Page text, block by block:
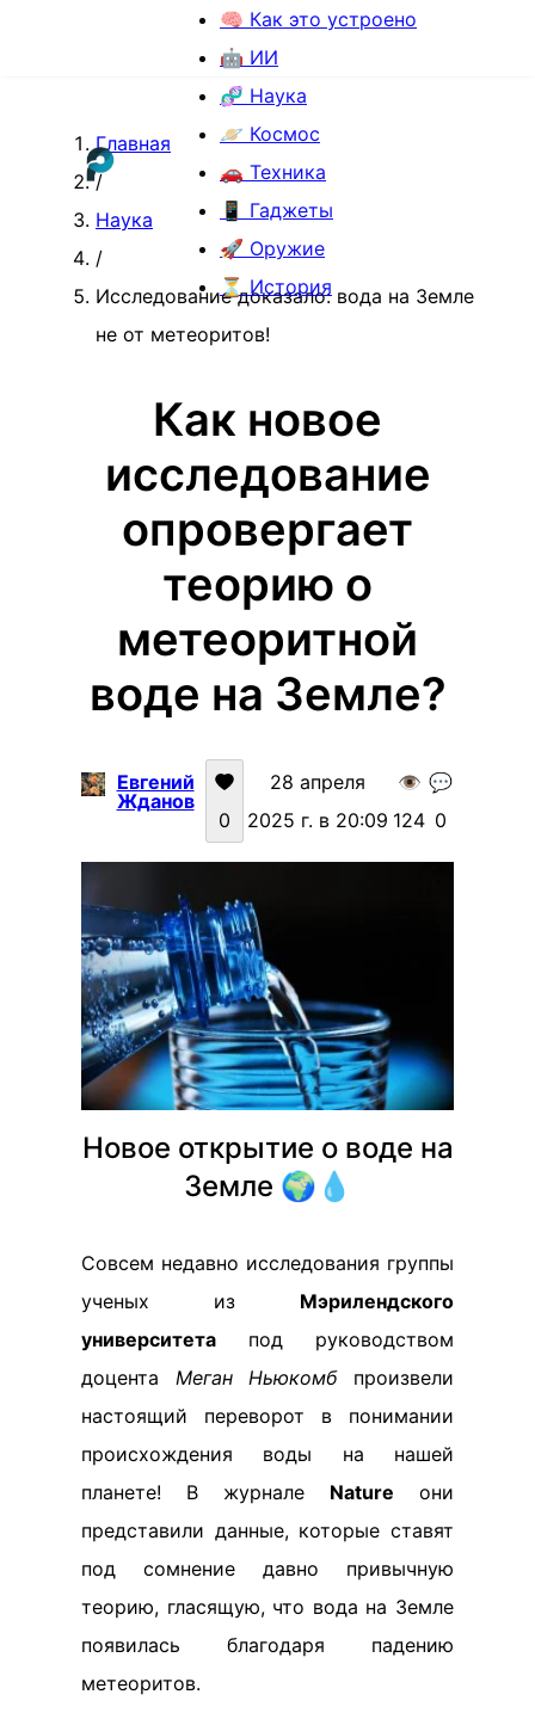
🧠 Как это устроено
🤖 ИИ
🧬 Наука
🪐 Космос
🚗 Техника
📱 Гаджеты
🚀 Оружие
⏳ История
Главная
/
Наука
/
Исследование доказало: вода на Земле
не от метеоритов!
Как новое
исследование
опровергает
теорию о
метеоритной
воде на Земле?
Евгений
Жданов
0
28 апреля
2025 г. в 20:09
👁️
124
💬
0
Новое открытие о воде на
Земле 🌍💧
Совсем недавно исследования группы
ученых из Мэрилендского
университета под руководством
доцента Меган Ньюкомбпроизвели
настоящий переворот в понимании
происхождения воды на нашей
планете! В журнале Nature они
представили данные, которые ставят
под сомнение давно привычную
теорию, гласящую, что вода на Земле
появилась благодаря падению
метеоритов.